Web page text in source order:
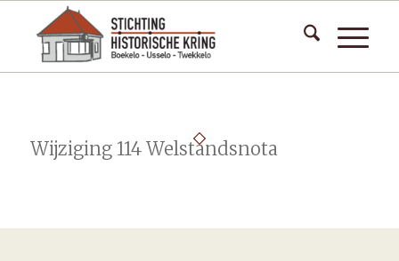
Wijziging 114 Welstandsnota